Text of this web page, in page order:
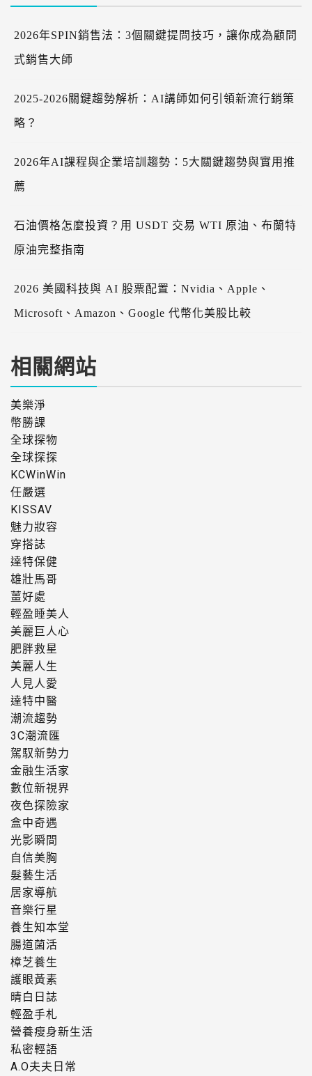
2026年SPIN銷售法：3個關鍵提問技巧，讓你成為顧問
式銷售大師
2025-2026關鍵趨勢解析：AI講師如何引領新流行銷策
略？
2026年AI課程與企業培訓趨勢：5大關鍵趨勢與實用推
薦
石油價格怎麼投資？用 USDT 交易 WTI 原油、布蘭特
原油完整指南
2026 美國科技與 AI 股票配置：Nvidia、Apple、
Microsoft、Amazon、Google 代幣化美股比較
相關網站
美樂淨
幣勝課
全球探物
全球探探
KCWinWin
任嚴選
KISSAV
魅力妝容
穿搭誌
達特保健
雄壯馬哥
薑好處
輕盈睡美人
美麗巨人心
肥胖救星
美麗人生
人見人愛
達特中醫
潮流趨勢
3C潮流匯
駕馭新勢力
金融生活家
數位新視界
夜色探險家
盒中奇遇
光影瞬間
自信美胸
髮藝生活
居家導航
音樂行星
養生知本堂
腸道菌活
樟芝養生
護眼黃素
晴白日誌
輕盈手札
營養瘦身新生活
私密輕語
A.O夫夫日常